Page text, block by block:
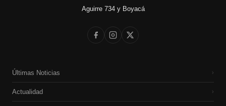
Aguirre 734 y Boyacá
Últimas Noticias ›
Actualidad ›